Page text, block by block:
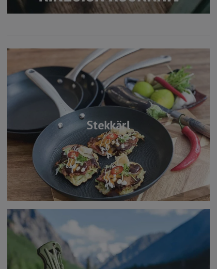
Stekkärl